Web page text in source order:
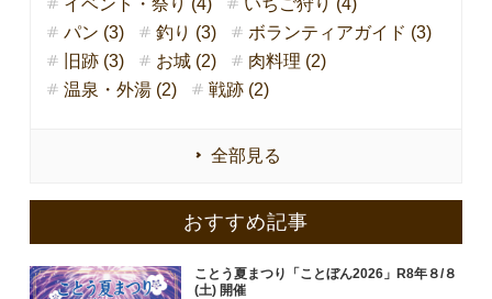
イベント・祭り (4)
いちご狩り (4)
パン (3)
釣り (3)
ボランティアガイド (3)
旧跡 (3)
お城 (2)
肉料理 (2)
温泉・外湯 (2)
戦跡 (2)
全部見る
おすすめ記事
ことう夏まつり「ことぼん2026」R8年８/８
(土) 開催